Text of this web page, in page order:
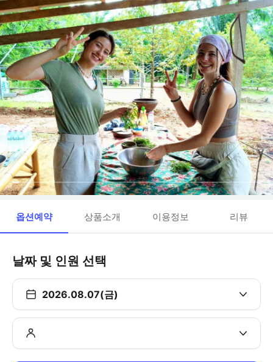
옵션예약 상품소개 이용정보 리뷰
날짜 및 인원 선택
2026.08.07(금)